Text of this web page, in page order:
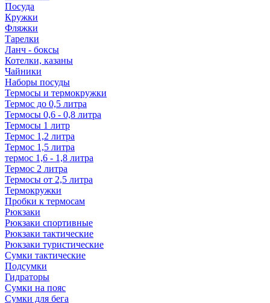
Посуда
Кружки
Фляжки
Тарелки
Ланч - боксы
Котелки, казаны
Чайники
Наборы посуды
Термосы и термокружки
Термос до 0,5 литра
Термосы 0,6 - 0,8 литра
Термосы 1 литр
Термос 1,2 литра
Термос 1,5 литра
термос 1,6 - 1,8 литра
Термос 2 литра
Термосы от 2,5 литра
Термокружки
Пробки к термосам
Рюкзаки
Рюкзаки спортивные
Рюкзаки тактические
Рюкзаки туристические
Сумки тактические
Подсумки
Гидраторы
Сумки на пояс
Сумки для бега